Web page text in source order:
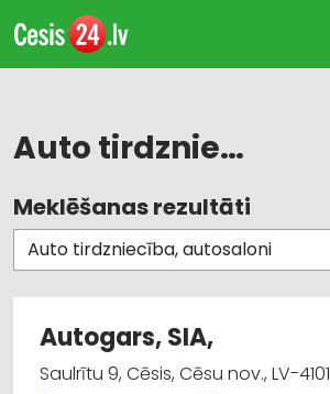
Auto tirdzniecība, autosaloni
Visas nozares
Auto tirdzniecība, autosaloni
Līzings
Meklēšanas rezultāti
Autogars, SIA,
Saulrītu 9, Cēsis, Cēsu nov., LV-4101